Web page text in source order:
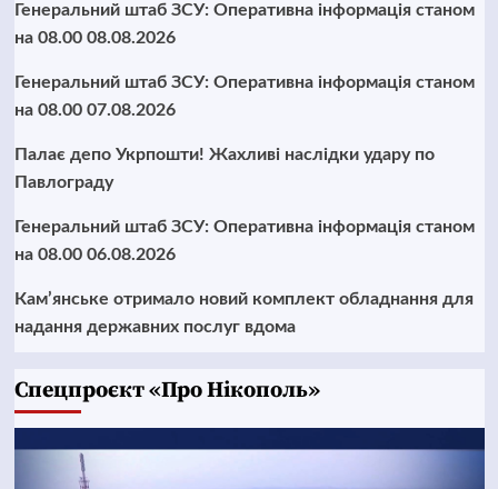
Генеральний штаб ЗСУ: Оперативна інформація станом
на 08.00 08.08.2026
Генеральний штаб ЗСУ: Оперативна інформація станом
на 08.00 07.08.2026
Палає депо Укрпошти! Жахливі наслідки удару по
Павлограду
Генеральний штаб ЗСУ: Оперативна інформація станом
на 08.00 06.08.2026
Кам’янське отримало новий комплект обладнання для
надання державних послуг вдома
Cпецпроєкт «Про Нікополь»